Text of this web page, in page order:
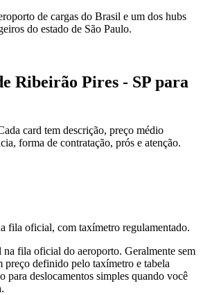
de cargas do Brasil e um dos hubs
do estado de São Paulo.
Ribeirão Pires - SP para
card tem descrição, preço médio
forma de contratação, prós e atenção.
fila oficial, com taxímetro regulamentado.
fila oficial do aeroporto. Geralmente sem
preço definido pelo taxímetro e tabela
para deslocamentos simples quando você